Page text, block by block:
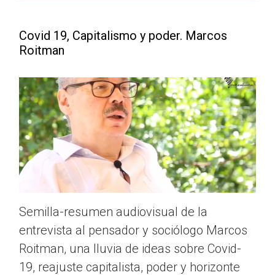
Covid 19, Capitalismo y poder. Marcos
Roitman
Semilla-resumen audiovisual de la
entrevista al pensador y sociólogo Marcos
Roitman, una lluvia de ideas sobre Covid-
19, reajuste capitalista, poder y horizonte